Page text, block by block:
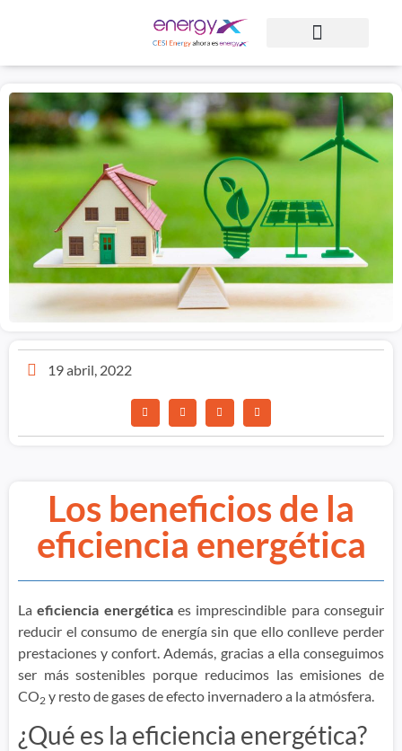
19 abril, 2022
Los beneficios de la
eficiencia energética
La eficiencia energéticaes imprescindible para conseguir
reducir el consumo de energía sin que ello conlleve perder
prestaciones y confort. Además, gracias a ella conseguimos
ser más sostenibles porque reducimos las emisiones de
CO2 y resto de gases de efecto invernadero a la atmósfera.
¿Qué es la eficiencia energética?